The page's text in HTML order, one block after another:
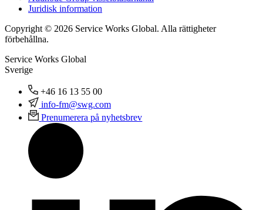
Juridisk information
Copyright © 2026 Service Works Global. Alla rättigheter
förbehållna.
Service Works Global
Sverige
+46 16 13 55 00
info-fm@swg.com
Prenumerera på nyhetsbrev